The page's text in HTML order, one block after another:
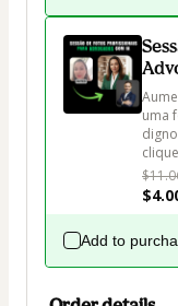
uma
Add to